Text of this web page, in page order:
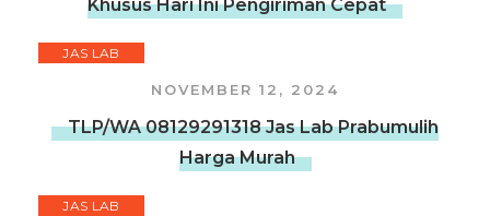
Khusus Hari Ini Pengiriman Cepat
JAS LAB
NOVEMBER 12, 2024
TLP/WA 08129291318 Jas Lab Prabumulih
Harga Murah
JAS LAB